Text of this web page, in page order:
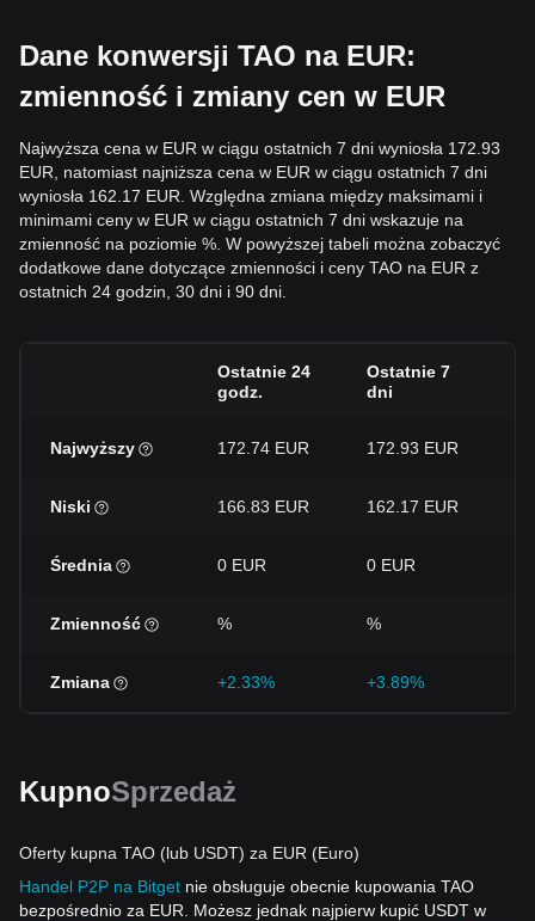
Dane konwersji TAO na EUR:
zmienność i zmiany cen w EUR
Najwyższa cena w EUR w ciągu ostatnich 7 dni wyniosła 172.93
EUR, natomiast najniższa cena w EUR w ciągu ostatnich 7 dni
wyniosła 162.17 EUR. Względna zmiana między maksimami i
minimami ceny w EUR w ciągu ostatnich 7 dni wskazuje na
zmienność na poziomie %. W powyższej tabeli można zobaczyć
dodatkowe dane dotyczące zmienności i ceny TAO na EUR z
ostatnich 24 godzin, 30 dni i 90 dni.
Ostatnie 24
godz.
Ostatnie 7
dni
Najwyższy 172.74 EUR 172.93 EUR
Niski 166.83 EUR 162.17 EUR
Średnia 0 EUR 0 EUR
Zmienność % %
Zmiana +2.33% +3.89%
KupnoSprzedaż
Oferty kupna TAO (lub USDT) za EUR (Euro)
Handel P2P na Bitget nie obsługuje obecnie kupowania TAO
bezpośrednio za EUR. Możesz jednak najpierw kupić USDT w